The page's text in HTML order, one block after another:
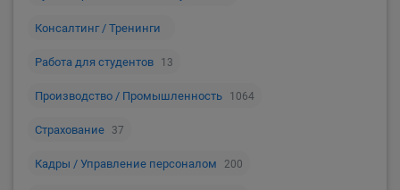
Консалтинг / Тренинги
Работа для студентов 13
Производство / Промышленность 1064
Страхование 37
Кадры / Управление персоналом 200